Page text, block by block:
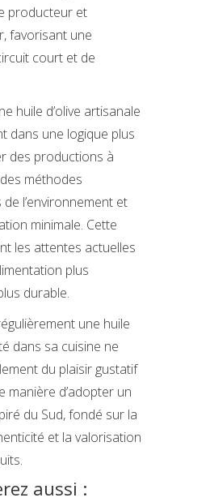
producteur et
favorisant une
court et de
huile d’olive artisanale
dans une logique plus
des productions à
méthodes
l’environnement et
minimale. Cette
les attentes actuelles
plus
durable.
une huile
dans sa cuisine ne
du plaisir gustatif
manière d’adopter un
du Sud, fondé sur la
et la valorisation
aussi :